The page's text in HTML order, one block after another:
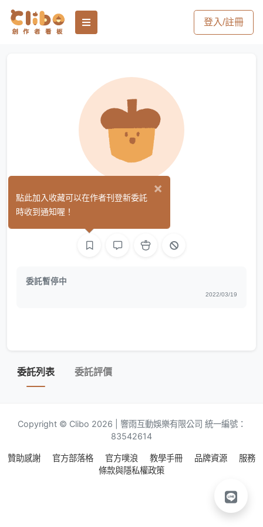
登入/註冊
myo (0)
委託暫停中
2022/03/19
委託列表 委託評價
Copyright © Clibo 2026 | 響雨互動娛樂有限公司 統一編號：
83542614
贊助感謝 官方部落格 官方噗浪 教學手冊 品牌資源
服務
條款與隱私權政策
×
點此加入收藏可以在作者刊登新委託
時收到通知喔！